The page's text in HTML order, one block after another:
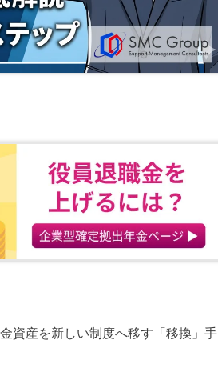
資産を新しい制度へ移す「移換」手